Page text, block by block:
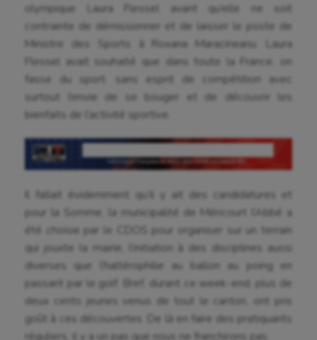
olympique Laura Flessel avant qu’elle ne soit
contrainte de démissionner et de laisser le poste de
Ministre des Sports à Roxana Maracineanu. Laura
Flessel avait souhaité que dans toute la France, on
fasse du sport. sans esprit de compétition avec
surtout l’envie de se bouger et de découvrir les
bienfaits de l’activité sportive.
Il fallait évidemment qu’il y ait des candidatures et
pour la Somme, la municipalité de Méricourt l’Abbé a
été choisie par le CDOS pour organiser sur un terrain
qui jouxte la mairie, l’initiation à des disciplines aussi
diverses que l’haltérophilie au ballon au poing en
passant par le golf. Bref, durant ce week-end, plus de
deux cents jeunes venus de tout le canton, ont pris
goût à ces découvertes. De là en faire des pratiquants
réguliers, il y a un pas que nous ne franchirons pas.